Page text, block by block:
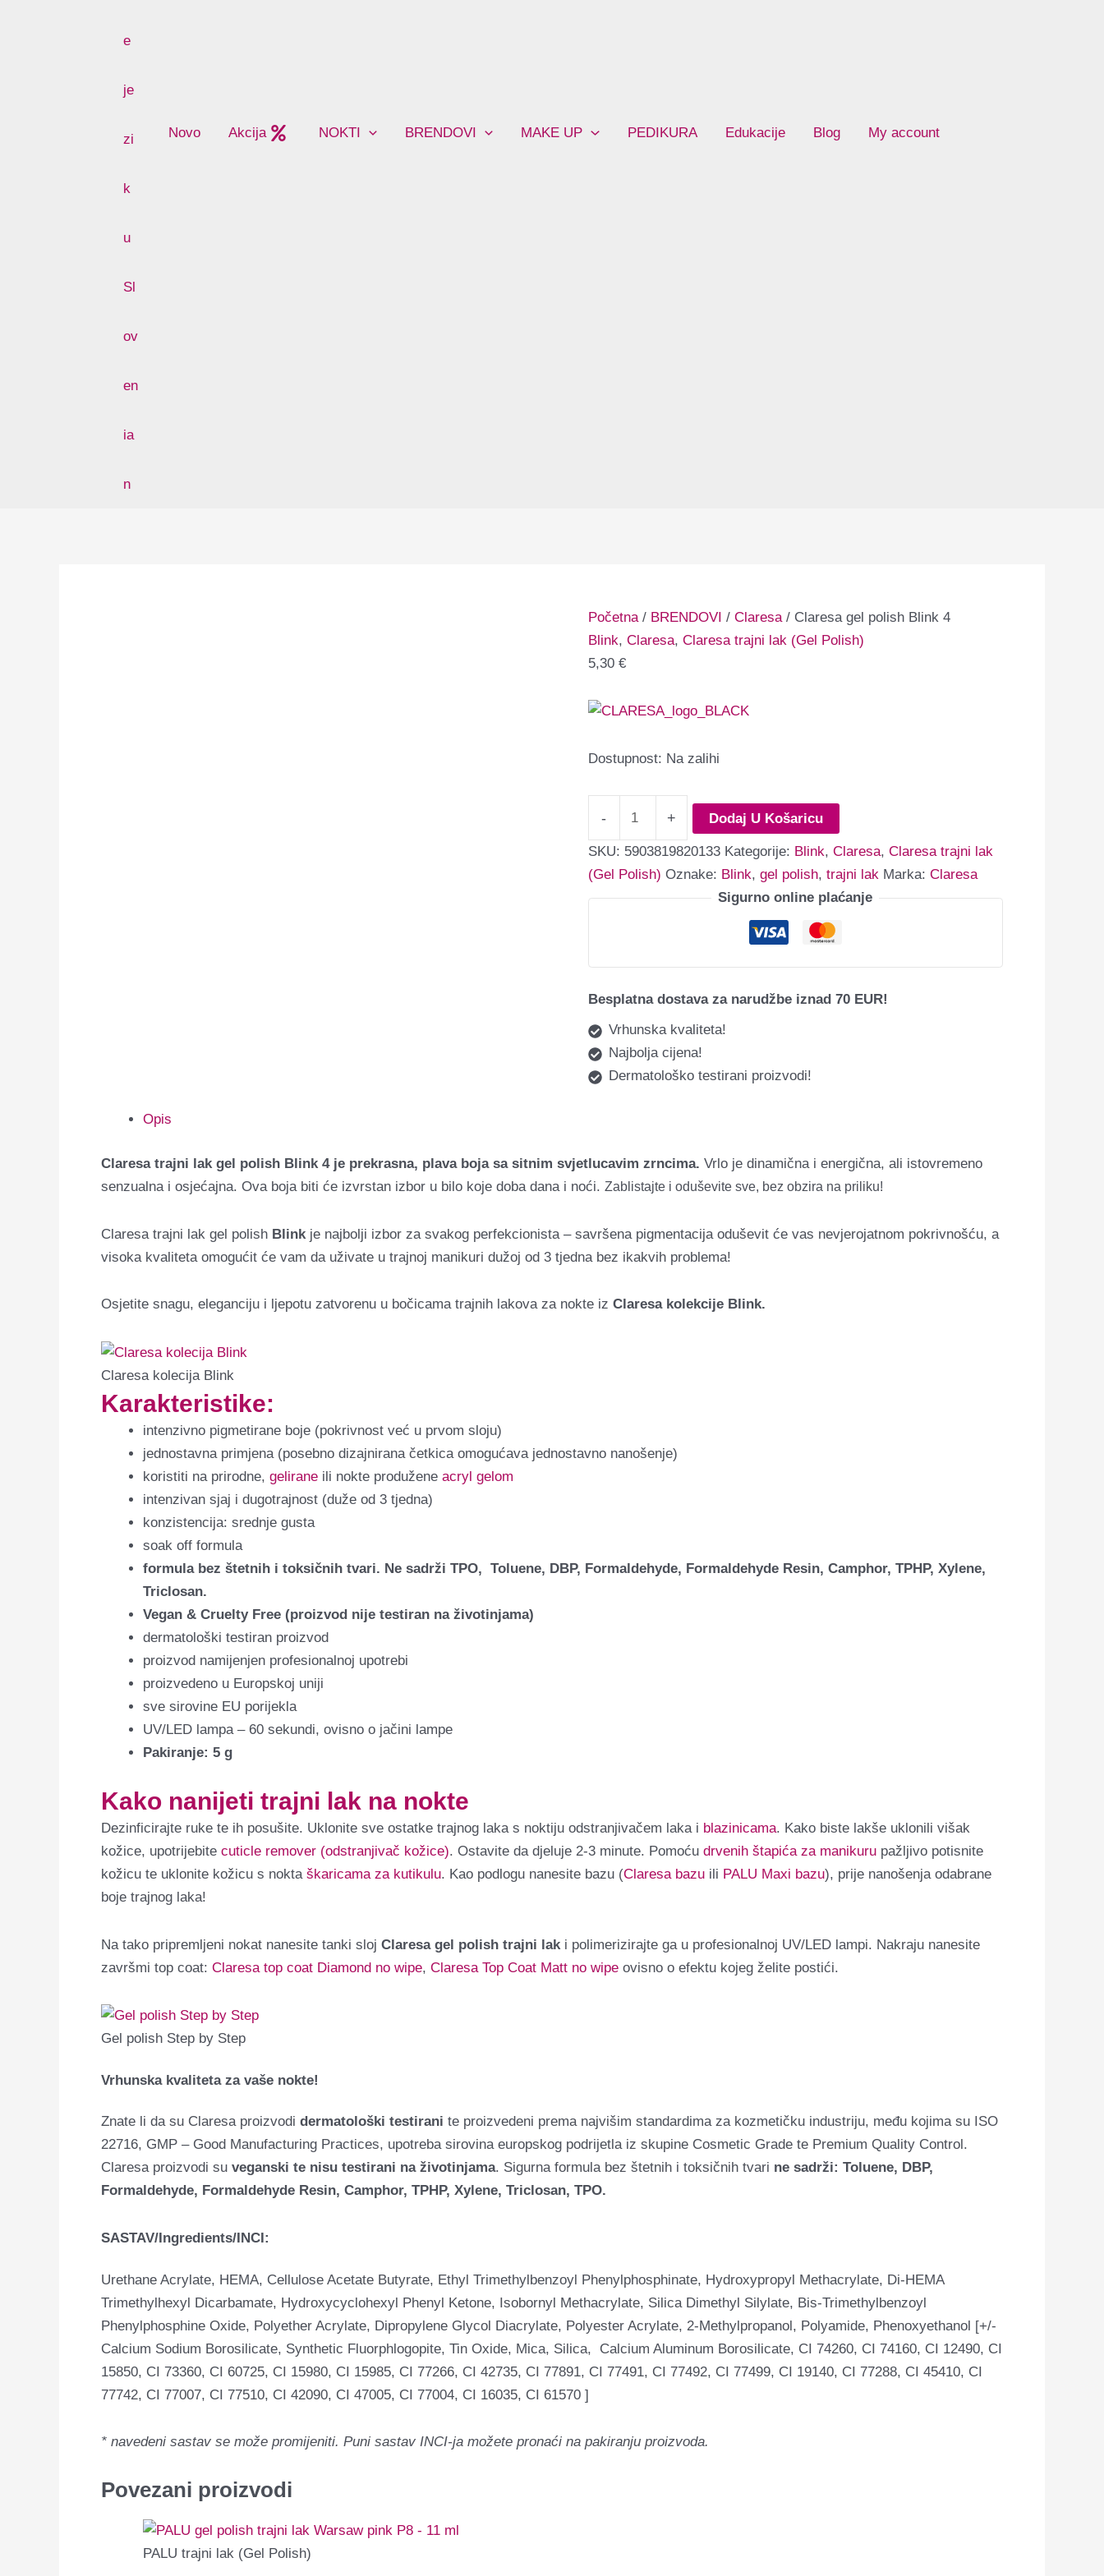
Novo Akcija NOKTI BRENDOVI MAKE UP PEDIKURA Edukacije Blog My account
Početna/ BRENDOVI / Claresa/ Claresa gel polish Blink 4
Blink, Claresa, Claresa trajni lak (Gel Polish)
5,30 €
Dostupnost: Na zalihi
- + Dodaj U Košaricu
SKU: 5903819820133 Kategorije: Blink, Claresa, Claresa trajni lak
(Gel Polish) Oznake: Blink, gel polish, trajni lak Marka: Claresa
Sigurno online plaćanje
Besplatna dostava za narudžbe iznad 70 EUR!
Vrhunska kvaliteta!
Najbolja cijena!
Dermatološko testirani proizvodi!
Opis
Claresa trajni lak gel polish Blink 4 je prekrasna, plava boja sa sitnim svjetlucavim zrncima. Vrlo je dinamična i energična, ali istovremeno
senzualna i osjećajna. Ova boja biti će izvrstan izbor u bilo koje doba dana i noći. Zablistajte i oduševite sve, bez obzira na priliku!
Claresa trajni lak gel polish Blink je najbolji izbor za svakog perfekcionista – savršena pigmentacija oduševit će vas nevjerojatnom pokrivnošću, a
visoka kvaliteta omogućit će vam da uživate u trajnoj manikuri dužoj od 3 tjedna bez ikakvih problema!
Osjetite snagu, eleganciju i ljepotu zatvorenu u bočicama trajnih lakova za nokte iz Claresa kolekcije Blink.
Claresa kolecija Blink
Karakteristike:
intenzivno pigmetirane boje (pokrivnost već u prvom sloju)
jednostavna primjena (posebno dizajnirana četkica omogućava jednostavno nanošenje)
koristiti na prirodne, gelirane ili nokte produžene acryl gelom
intenzivan sjaj i dugotrajnost (duže od 3 tjedna)
konzistencija: srednje gusta
soak off formula
formula bez štetnih i toksičnih tvari. Ne sadrži TPO, Toluene, DBP, Formaldehyde, Formaldehyde Resin, Camphor, TPHP, Xylene,
Triclosan.
Vegan & Cruelty Free (proizvod nije testiran na životinjama)
dermatološki testiran proizvod
proizvod namijenjen profesionalnoj upotrebi
proizvedeno u Europskoj uniji
sve sirovine EU porijekla
UV/LED lampa – 60 sekundi, ovisno o jačini lampe
Pakiranje: 5 g
Kako nanijeti trajni lak na nokte
Dezinficirajte ruke te ih posušite. Uklonite sve ostatke trajnog laka s noktiju odstranjivačem laka i blazinicama. Kako biste lakše uklonili višak
kožice, upotrijebite cuticle remover (odstranjivač kožice). Ostavite da djeluje 2-3 minute. Pomoću drvenih štapića za manikuru pažljivo potisnite
kožicu te uklonite kožicu s nokta škaricama za kutikulu. Kao podlogu nanesite bazu (Claresa bazu ili PALU Maxi bazu), prije nanošenja odabrane
boje trajnog laka!
Na tako pripremljeni nokat nanesite tanki sloj Claresa gel polish trajni lak i polimerizirajte ga u profesionalnoj UV/LED lampi. Nakraju nanesite
završmi top coat: Claresa top coat Diamond no wipe, Claresa Top Coat Matt no wipe ovisno o efektu kojeg želite postići.
Gel polish Step by Step
Vrhunska kvaliteta za vaše nokte!
Znate li da su Claresa proizvodi dermatološki testirani te proizvedeni prema najvišim standardima za kozmetičku industriju, među kojima su ISO
22716, GMP – Good Manufacturing Practices, upotreba sirovina europskog podrijetla iz skupine Cosmetic Grade te Premium Quality Control.
Claresa proizvodi su veganski te nisu testirani na životinjama. Sigurna formula bez štetnih i toksičnih tvari ne sadrži: Toluene, DBP,
Formaldehyde, Formaldehyde Resin, Camphor, TPHP, Xylene, Triclosan, TPO.
SASTAV/Ingredients/INCI:
Urethane Acrylate, HEMA, Cellulose Acetate Butyrate, Ethyl Trimethylbenzoyl Phenylphosphinate, Hydroxypropyl Methacrylate, Di-HEMA
Trimethylhexyl Dicarbamate, Hydroxycyclohexyl Phenyl Ketone, Isobornyl Methacrylate, Silica Dimethyl Silylate, Bis-Trimethylbenzoyl
Phenylphosphine Oxide, Polyether Acrylate, Dipropylene Glycol Diacrylate, Polyester Acrylate, 2-Methylpropanol, Polyamide, Phenoxyethanol [+/-
Calcium Sodium Borosilicate, Synthetic Fluorphlogopite, Tin Oxide, Mica, Silica, Calcium Aluminum Borosilicate, CI 74260, CI 74160, CI 12490, CI
15850, CI 73360, CI 60725, CI 15980, CI 15985, CI 77266, CI 42735, CI 77891, CI 77491, CI 77492, CI 77499, CI 19140, CI 77288, CI 45410, CI
77742, CI 77007, CI 77510, CI 42090, CI 47005, CI 77004, CI 16035, CI 61570 ]
* navedeni sastav se može promijeniti. Puni sastav INCI-ja možete pronaći na pakiranju proizvoda.
Povezani proizvodi
PALU trajni lak (Gel Polish)